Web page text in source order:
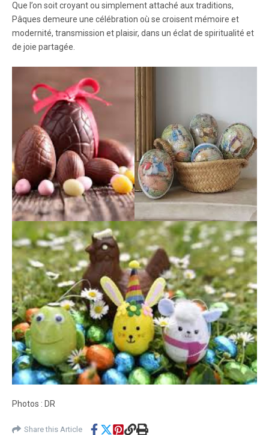
Que l’on soit croyant ou simplement attaché aux traditions,
Pâques demeure une célébration où se croisent mémoire et
modernité, transmission et plaisir, dans un éclat de spiritualité et
de joie partagée.
Photos : DR
Share this Article